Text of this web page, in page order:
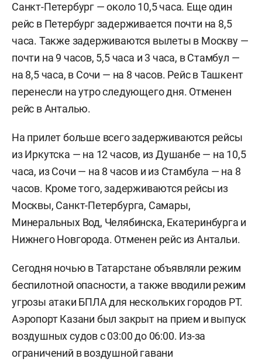
Санкт-Петербург — около 10,5 часа. Еще один
рейс в Петербург задерживается почти на 8,5
часа. Также задерживаются вылеты в Москву —
почти на 9 часов, 5,5 часа и 3 часа, в Стамбул —
на 8,5 часа, в Сочи — на 8 часов. Рейс в Ташкент
перенесли на утро следующего дня. Отменен
рейс в Анталью.
На прилет больше всего задерживаются рейсы
из Иркутска — на 12 часов, из Душанбе — на 10,5
часа, из Сочи — на 8 часов и из Стамбула — на 8
часов. Кроме того, задерживаются рейсы из
Москвы, Санкт-Петербурга, Самары,
Минеральных Вод, Челябинска, Екатеринбурга и
Нижнего Новгорода. Отменен рейс из Антальи.
Сегодня ночью в Татарстане объявляли режим
беспилотной опасности, а также вводили режим
угрозы атаки БПЛА для нескольких городов РТ.
Аэропорт Казани был закрыт на прием и выпуск
воздушных судов с 03:00 до 06:00. Из-за
ограничений в воздушной гавани